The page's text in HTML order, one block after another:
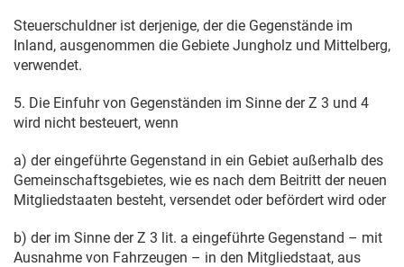
Steuerschuldner ist derjenige, der die Gegenstände im
Inland, ausgenommen die Gebiete Jungholz und Mittelberg,
verwendet.
5. Die Einfuhr von Gegenständen im Sinne der Z 3 und 4
wird nicht besteuert, wenn
a) der eingeführte Gegenstand in ein Gebiet außerhalb des
Gemeinschaftsgebietes, wie es nach dem Beitritt der neuen
Mitgliedstaaten besteht, versendet oder befördert wird oder
b) der im Sinne der Z 3 lit. a eingeführte Gegenstand – mit
Ausnahme von Fahrzeugen – in den Mitgliedstaat, aus